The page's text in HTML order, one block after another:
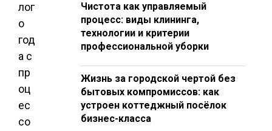
лог
о
год
а с
пр
оц
ес
со
Чистота как управляемый
процесс: виды клининга,
технологии и критерии
профессиональной уборки
Жизнь за городской чертой без
бытовых компромиссов: как
устроен коттеджный посёлок
бизнес-класса